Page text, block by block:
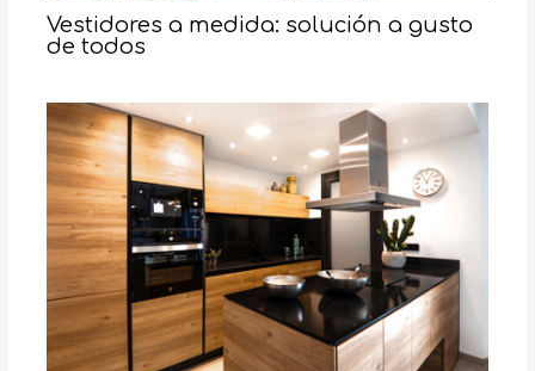
Vestidores a medida: solución a gusto
de todos